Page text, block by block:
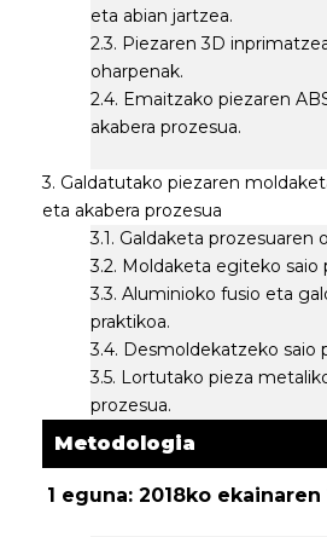
eta abian jartzea.
2.3. Piezaren 3D
oharpenak.
2.4. Emaitzako piezaren
akabera prozesua.
3. Galdatutako piezaren
eta akabera prozesua
3.1. Galdaketa prozesuaren
3.2. Moldaketa egiteko saio
3.3. Aluminioko fusio eta
praktikoa.
3.4. Desmoldekatzeko saio
3.5. Lortutako pieza
prozesua.
Metodologia
1 eguna: 2018ko ekainaren